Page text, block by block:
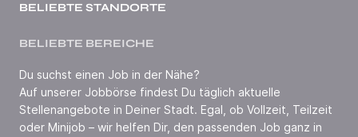
BELIEBTE STANDORTE
BELIEBTE BEREICHE
Du suchst einen Job in der Nähe?
Auf unserer Jobbörse findest Du täglich aktuelle
Stellenangebote in Deiner Stadt. Egal, ob Vollzeit, Teilzeit
oder Minijob – wir helfen Dir, den passenden Job ganz in